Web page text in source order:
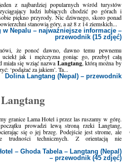
z najbardziej popularnych wśród turystów
ludzi lubiących chodzić po górach i
piękno przyrody. Nic dziwnego, skoro ponad
stanowią góry, a aż 8 z 14 ziemskich...
w Nepalu – najważniejsze informacje –
przewodnik (15 zdjęć)
że ponoć dawno, dawno temu pewnemu
uciekł jak i mężczyzna goniąc go, przebył całą
miała się wziąć nazwa Langtang, którą można by
‘podążać za jakiem’. Ta...
Dolina Langtang (Nepal) – przewodnik
granice Lama Hotel i przez las ruszamy w górę.
prowadzi lewą stroną rzeki Langtang,
się o jej brzeg. Podejście jest strome, ale
trudności technicznych. Z orientacją nie
– Ghoda Tabela – Langtang (Nepal)
– przewodnik (45 zdjęć)